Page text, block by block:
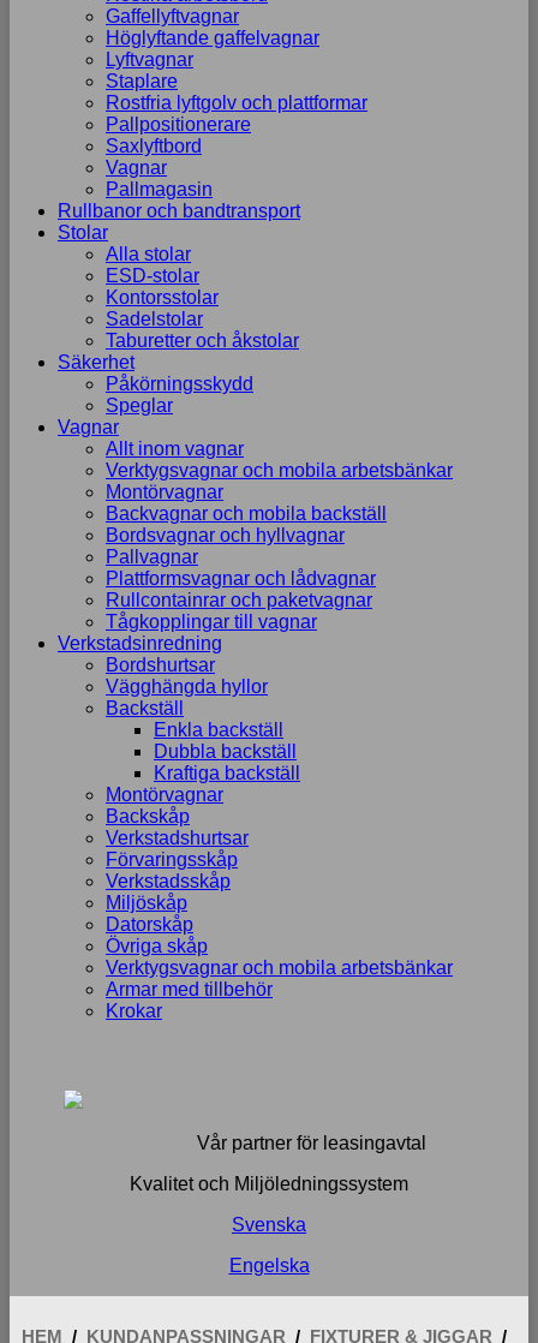
Gaffellyftvagnar
Höglyftande gaffelvagnar
Lyftvagnar
Staplare
Rostfria lyftgolv och plattformar
Pallpositionerare
Saxlyftbord
Vagnar
Pallmagasin
Rullbanor och bandtransport
Stolar
Alla stolar
ESD-stolar
Kontorsstolar
Sadelstolar
Taburetter och åkstolar
Säkerhet
Påkörningsskydd
Speglar
Vagnar
Allt inom vagnar
Verktygsvagnar och mobila arbetsbänkar
Montörvagnar
Backvagnar och mobila backställ
Bordsvagnar och hyllvagnar
Pallvagnar
Plattformsvagnar och lådvagnar
Rullcontainrar och paketvagnar
Tågkopplingar till vagnar
Verkstadsinredning
Bordshurtsar
Vägghängda hyllor
Backställ
Enkla backställ
Dubbla backställ
Kraftiga backställ
Montörvagnar
Backskåp
Verkstadshurtsar
Förvaringsskåp
Verkstadsskåp
Miljöskåp
Datorskåp
Övriga skåp
Verktygsvagnar och mobila arbetsbänkar
Armar med tillbehör
Krokar
Vår partner för leasingavtal
Kvalitet och Miljöledningssystem
Svenska
Engelska
HEM / KUNDANPASSNINGAR / FIXTURER & JIGGAR /